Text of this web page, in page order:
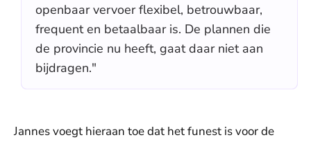
openbaar vervoer flexibel, betrouwbaar,
frequent en betaalbaar is. De plannen die
de provincie nu heeft, gaat daar niet aan
bijdragen."
Jannes voegt hieraan toe dat het funest is voor de